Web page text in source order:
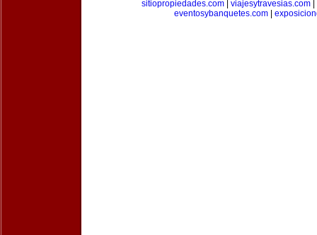
sitiopropiedades.com| viajesytravesias.com|
eventosybanquetes.com